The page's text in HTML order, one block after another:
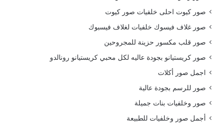
صور كيوت احلى خلفيات صور كيوت
صور غلاف فيسوك خلفيات لغلاف فيسبوك
صور قلب مكسور حزينة للمجروحين
صور كريستيانو بجودة عاليه لكل محبي كريستيانو رونالدو
اجمل صور أكلات
صور للرسم بجودة عالية
صور وخلفيات بنات جميلة
أجمل صور وخلفيات للطبيعة